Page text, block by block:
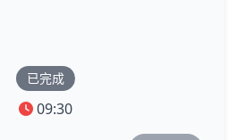
已完成
09:30